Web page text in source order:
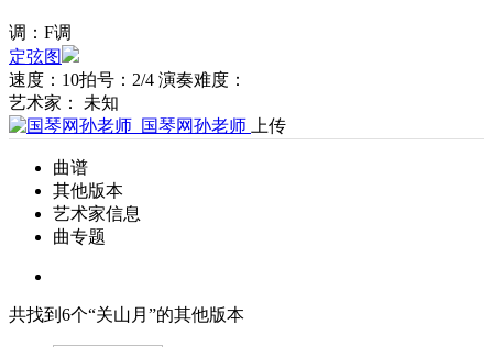
调：F调
定弦图
速度：10拍号：2/4 演奏难度：
艺术家： 未知
国琴网孙老师
上传
曲谱
其他版本
艺术家信息
曲专题
共找到 6个“关山月”的其他版本